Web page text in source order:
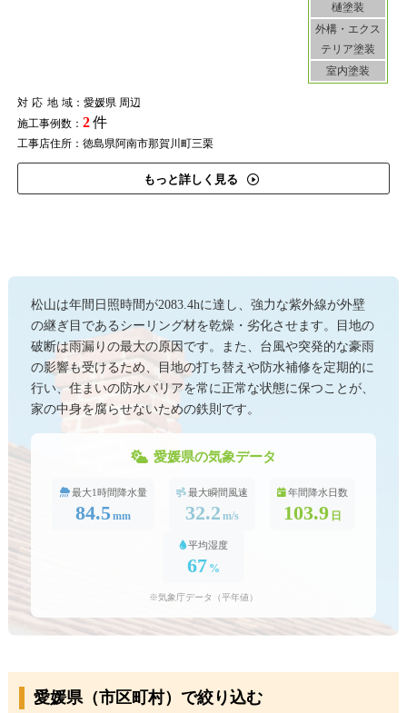
樋塗装
外構・エクス
テリア塗装
室内塗装
対応地域：愛媛県 周辺
施工事例数： 2件
工事店住所：徳島県阿南市那賀川町三栗
もっと詳しく見る
松山は年間日照時間が2083.4hに達し、強力な紫外線が外壁
の継ぎ目であるシーリング材を乾燥・劣化させます。目地の
破断は雨漏りの最大の原因です。また、台風や突発的な豪雨
の影響も受けるため、目地の打ち替えや防水補修を定期的に
行い、住まいの防水バリアを常に正常な状態に保つことが、
家の中身を腐らせないための鉄則です。
愛媛県の気象データ
最大1時間降水量
84.5mm
最大瞬間風速
32.2 m/s
年間降水日数
103.9 日
平均湿度
67 %
※気象庁データ（平年値）
愛媛県（市区町村）で絞り込む